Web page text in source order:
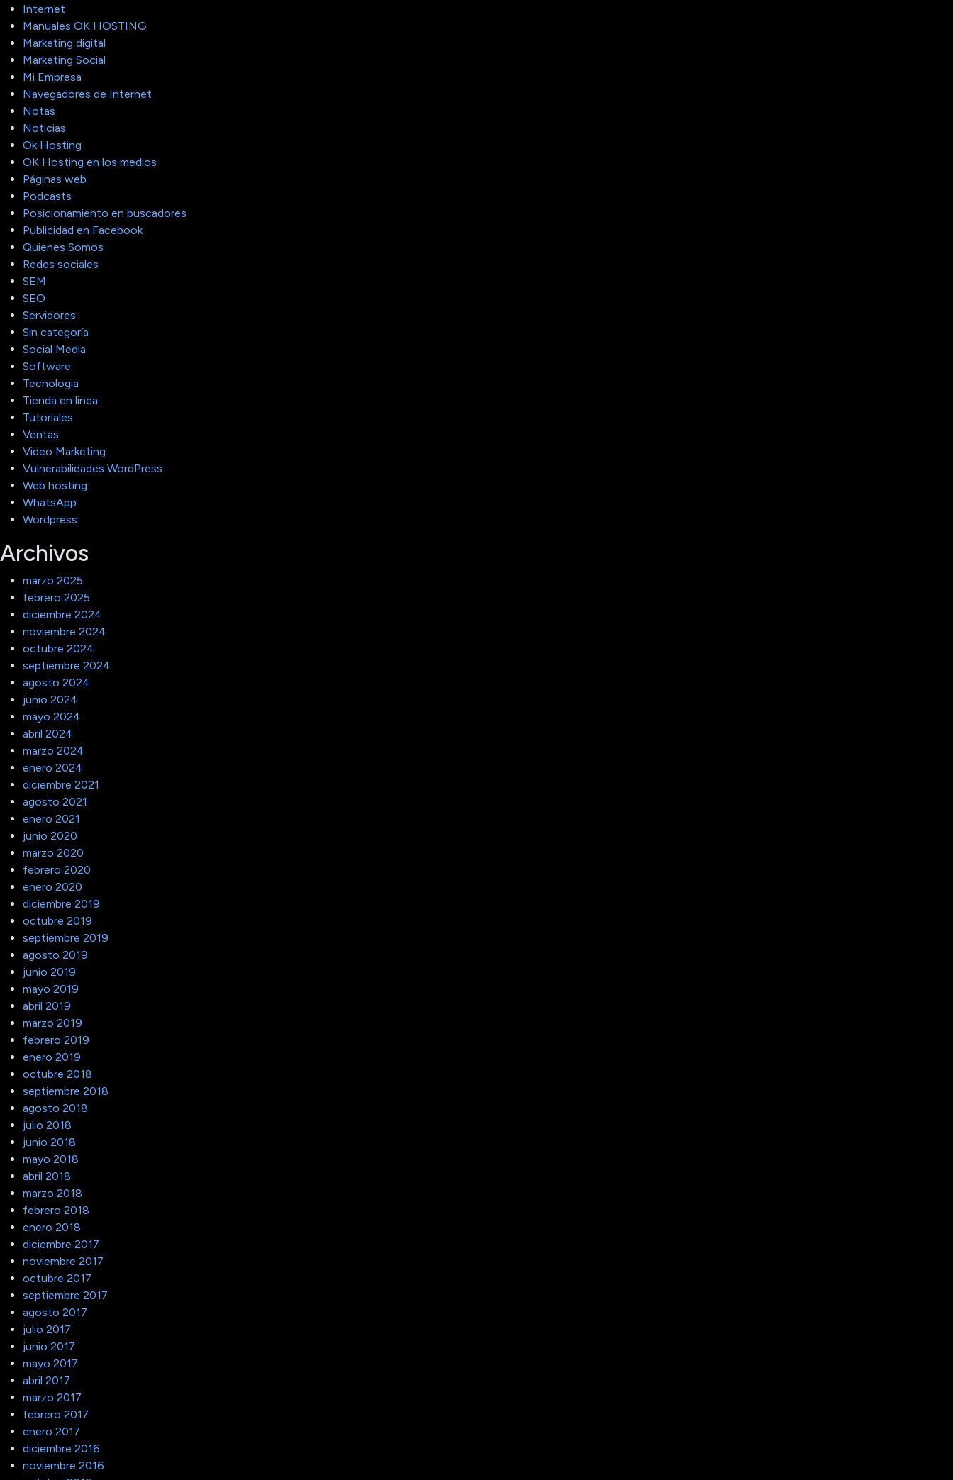
Internet
Manuales OK HOSTING
Marketing digital
Marketing Social
Mi Empresa
Navegadores de Internet
Notas
Noticias
Ok Hosting
OK Hosting en los medios
Páginas web
Podcasts
Posicionamiento en buscadores
Publicidad en Facebook
Quienes Somos
Redes sociales
SEM
SEO
Servidores
Sin categoría
Social Media
Software
Tecnologia
Tienda en linea
Tutoriales
Ventas
Video Marketing
Vulnerabilidades WordPress
Web hosting
WhatsApp
Wordpress
Archivos
marzo 2025
febrero 2025
diciembre 2024
noviembre 2024
octubre 2024
septiembre 2024
agosto 2024
junio 2024
mayo 2024
abril 2024
marzo 2024
enero 2024
diciembre 2021
agosto 2021
enero 2021
junio 2020
marzo 2020
febrero 2020
enero 2020
diciembre 2019
octubre 2019
septiembre 2019
agosto 2019
junio 2019
mayo 2019
abril 2019
marzo 2019
febrero 2019
enero 2019
octubre 2018
septiembre 2018
agosto 2018
julio 2018
junio 2018
mayo 2018
abril 2018
marzo 2018
febrero 2018
enero 2018
diciembre 2017
noviembre 2017
octubre 2017
septiembre 2017
agosto 2017
julio 2017
junio 2017
mayo 2017
abril 2017
marzo 2017
febrero 2017
enero 2017
diciembre 2016
noviembre 2016